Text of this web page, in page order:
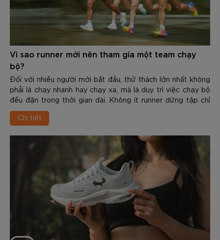
Vì sao runner mới nên tham gia một team chạy
bộ?
Đối với nhiều người mới bắt đầu, thử thách lớn nhất không
phải là chạy nhanh hay chạy xa, mà là duy trì việc chạy bộ
đều đặn trong thời gian dài. Không ít runner dừng tập chỉ
sau vài tuần vì thiếu động lực, không biết cách xây dựng
giáo án hoặc không có team đồng hành.
Chi tiết